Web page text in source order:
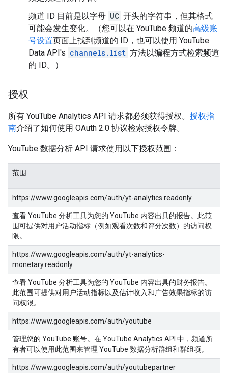
频道 ID 目前是以字母 UC 开头的字符串，但其格式
可能会发生变化。（您可以在 YouTube 频道的高级账
号设置页面上找到频道的 ID，也可以使用 YouTube
Data API's channels.list 方法以编程方式检索频道
的 ID。）
授权
所有 YouTube Analytics API 请求都必须获得授权。 授权指
南介绍了如何使用 OAuth 2.0 协议检索授权令牌。
YouTube 数据分析 API 请求使用以下授权范围：
范围
https://www.googleapis.com/auth/yt-analytics.readonly
查看 YouTube 分析工具为您的 YouTube 内容出具的报告。此范
围可提供对用户活动指标（例如观看次数和评分次数）的访问权
限。
https://www.googleapis.com/auth/yt-analytics-
monetary.readonly
查看 YouTube 分析工具为您的 YouTube 内容出具的财务报告。
此范围可提供对用户活动指标以及估计收入和广告效果指标的访
问权限。
https://www.googleapis.com/auth/youtube
管理您的 YouTube 账号。在 YouTube Analytics API 中，频道所
有者可以使用此范围来管理 YouTube 数据分析群组和群组项。
https://www.googleapis.com/auth/youtubepartner